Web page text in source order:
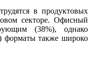
в продуктовых
секторе. Офисный
(38%), однако
форматы также широко